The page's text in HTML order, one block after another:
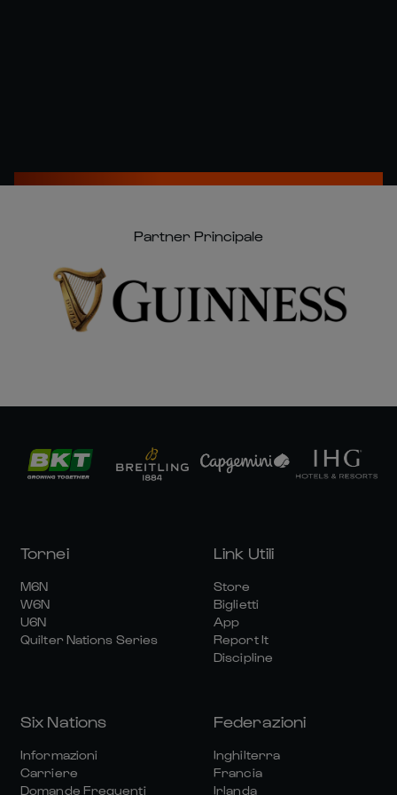
Partner Principale
Tornei
M6N
W6N
U6N
Quilter Nations Series
Link Utili
Store
Biglietti
App
Report It
Discipline
Six Nations
Informazioni
Carriere
Domande Frequenti
Federazioni
Inghilterra
Francia
Irlanda